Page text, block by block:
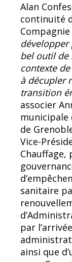
Alan
continuité
développer
bel outil de
contexte
à décupler
transition
associer
municipale
de
Vice-
Chauffage,
sanitaire
par
ainsi que